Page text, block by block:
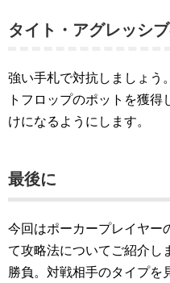
タイト・アグレッシ
強い手札で対抗しましょう
トフロップのポットを獲
けになるようにします。
最後に
今回はポーカープレイヤー
て攻略法についてご紹介し
勝負。対戦相手のタイプを